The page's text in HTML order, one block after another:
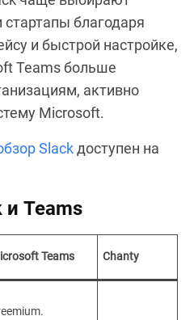
благодаря
и быстрой настройке,
Teams больше
активно
Microsoft.
Slackдоступен на
и Teams
Teams Chanty